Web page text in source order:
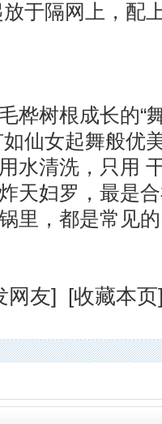
于隔网上，配
树根成长的“
仙女起舞般优
水清洗，只用
天妇罗，最是
里，都是常见
网友] [收藏本页